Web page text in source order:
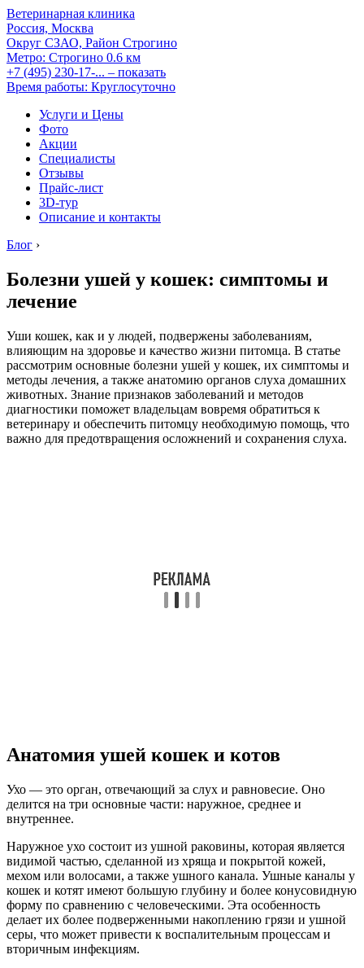
Ветеринарная клиника
Россия, Москва
Округ СЗАО, Район Строгино
Метро: Строгино 0.6 км
+7 (495) 230-17-... – показать
Время работы: Круглосуточно
Услуги и Цены
Фото
Акции
Специалисты
Отзывы
Прайс-лист
3D-тур
Описание и контакты
Блог ›
Болезни ушей у кошек: симптомы и
лечение
Уши кошек, как и у людей, подвержены заболеваниям,
влияющим на здоровье и качество жизни питомца. В статье
рассмотрим основные болезни ушей у кошек, их симптомы и
методы лечения, а также анатомию органов слуха домашних
животных. Знание признаков заболеваний и методов
диагностики поможет владельцам вовремя обратиться к
ветеринару и обеспечить питомцу необходимую помощь, что
важно для предотвращения осложнений и сохранения слуха.
Анатомия ушей кошек и котов
Ухо — это орган, отвечающий за слух и равновесие. Оно
делится на три основные части: наружное, среднее и
внутреннее.
Наружное ухо состоит из ушной раковины, которая является
видимой частью, сделанной из хряща и покрытой кожей,
мехом или волосами, а также ушного канала. Ушные каналы у
кошек и котят имеют большую глубину и более конусовидную
форму по сравнению с человеческими. Эта особенность
делает их более подверженными накоплению грязи и ушной
серы, что может привести к воспалительным процессам и
вторичным инфекциям.